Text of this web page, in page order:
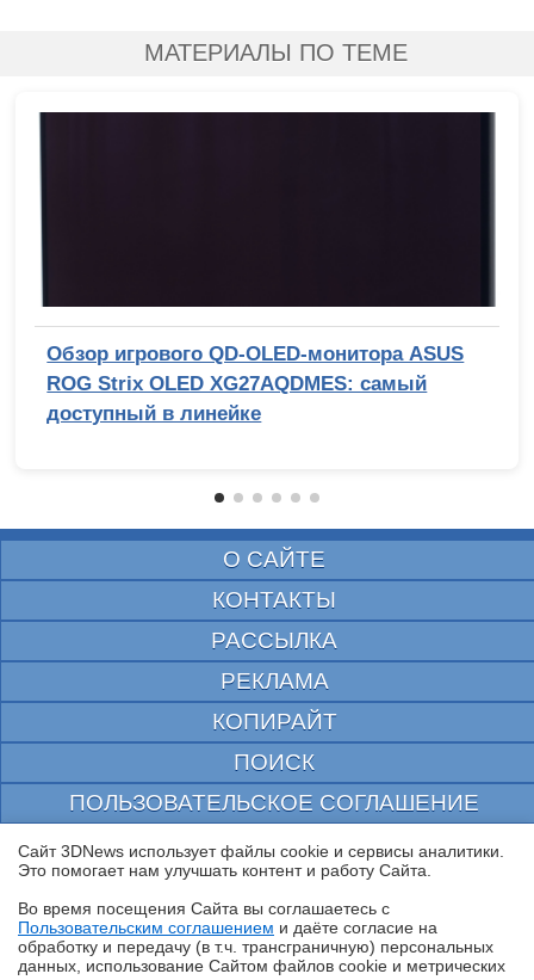
МАТЕРИАЛЫ ПО ТЕМЕ
Обзор игрового QD-OLED-монитора ASUS
ROG Strix OLED XG27AQDMES: самый
доступный в линейке
О САЙТЕ
КОНТАКТЫ
РАССЫЛКА
РЕКЛАМА
КОПИРАЙТ
ПОИСК
ПОЛЬЗОВАТЕЛЬСКОЕ СОГЛАШЕНИЕ
ЗАЩИЩЕНО CURATOR
© 1997—2026 Электронное периодическое издание "3ДНьюс" | Свидетельство о
выдано Федеральной Службой по надзору за соблюдением законодательства в сфере
массовых коммуникаций и охране культурного наследия
При цитировании документа ссылка на сайт с указанием автора обязательна. Полное
заимствование документа является нарушением
Сайт 3DNews использует файлы cookie и сервисы аналитики.
Это помогает нам улучшать контент и работу Cайта.
Во время посещения Cайта вы соглашаетесь с
Пользовательским соглашением и даёте согласие на
обработку и передачу (в т.ч. трансграничную) персональных
данных, использование Cайтом файлов cookie и метрических